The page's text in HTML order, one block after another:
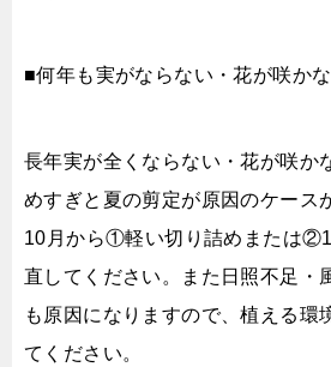
■何年も実がならない・花が咲か
長年実が全くならない・花が咲か
めすぎと夏の剪定が原因のケース
10月から①軽い切り詰めまたは
直してください。また日照不足・
も原因になりますので、植える環
てください。